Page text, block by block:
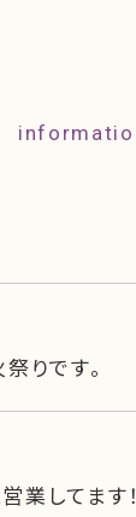
りです。
業してます！